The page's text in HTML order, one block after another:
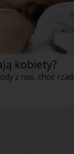
kobiety?